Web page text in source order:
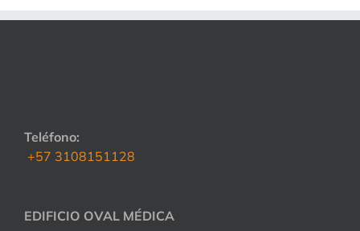
Teléfono:
+57 3108151128
EDIFICIO OVAL MÉDICA